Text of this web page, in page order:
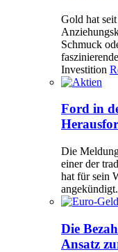
Gold hat seit
Schmuck
Investition
Ford in
Die
einer der
hat für sein
Die
Ansatz